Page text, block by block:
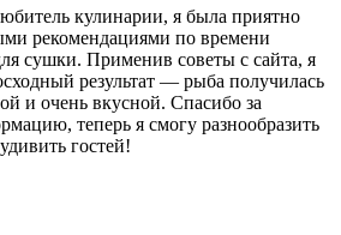
кулинарии, я была приятно
рекомендациями по времени
сушки. Применив советы с сайта, я
результат — рыба получилась
и очень вкусной. Спасибо за
теперь я смогу разнообразить
гостей!